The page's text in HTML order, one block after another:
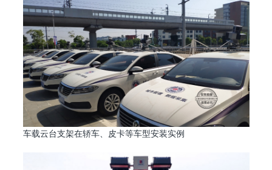
车载云台支架在轿车、皮卡等车型安装实例